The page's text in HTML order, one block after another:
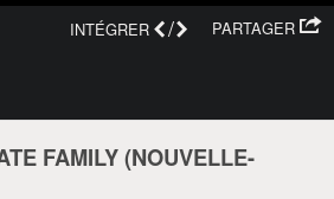
PARTAGER
INTÉGRER /
FAMILY (NOUVELLE-